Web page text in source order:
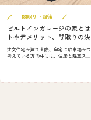
間取り・設備
ビルトインガレージの家と
トやデメリット、間取りの
注文住宅を建てる際、自宅に駐車場を
考えている方の中には、住居と駐車ス...